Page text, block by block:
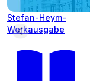
Stefan-Heym-
Werkausgabe